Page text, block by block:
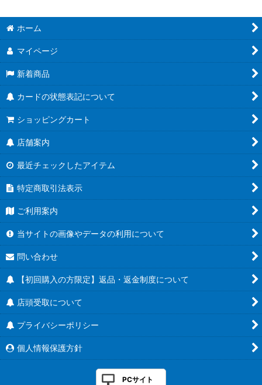
ホーム
マイページ
新着商品
カードの状態表記について
ショッピングカート
店舗案内
最近チェックしたアイテム
特定商取引法表示
ご利用案内
当サイトの画像やデータの利用について
問い合わせ
【初回購入の方限定】返品・返金制度について
店頭受取について
プライバシーポリシー
個人情報保護方針
PCサイト